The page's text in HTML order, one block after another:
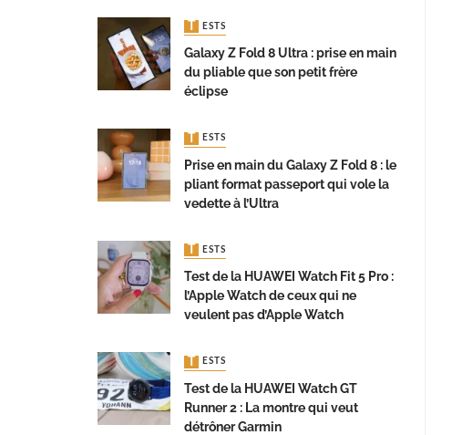
TESTS
Galaxy Z Fold 8 Ultra : prise en main
du pliable que son petit frère
éclipse
TESTS
Prise en main du Galaxy Z Fold 8 : le
pliant format passeport qui vole la
vedette à l’Ultra
TESTS
Test de la HUAWEI Watch Fit 5 Pro :
l’Apple Watch de ceux qui ne
veulent pas d’Apple Watch
TESTS
Test de la HUAWEI Watch GT
Runner 2 : La montre qui veut
détrôner Garmin